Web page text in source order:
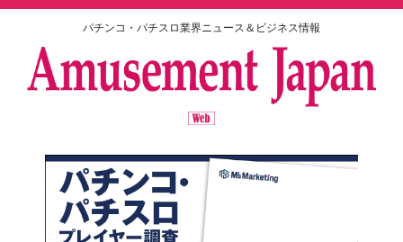
パチンコ・パチスロ業界ニュース＆ビジネス情報